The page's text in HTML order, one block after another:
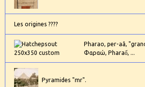
Les origines ????
Pharao, per-aâ,
Φαραώ, Pharaố, ...
Pyramides "mr".